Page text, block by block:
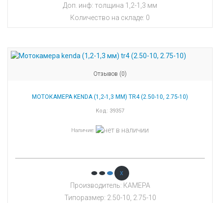
Доп. инф: толщина 1,2-1,3 мм
Количество на складе: 0
Отзывов (0)
МОТОКАМЕРА KENDA (1,2-1,3 ММ) TR4 (2.50-10, 2.75-10)
Код: 39357
Наличие:
x
Производитель: КАМЕРА
Типоразмер: 2.50-10, 2.75-10